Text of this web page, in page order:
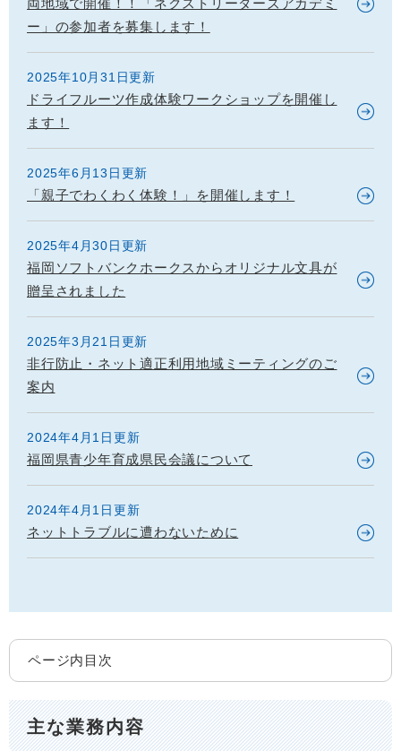
両地域で開催！！「ネクストリーダーズアカデミ
ー」の参加者を募集します！
2025年10月31日更新
ドライフルーツ作成体験ワークショップを開催し
ます！
2025年6月13日更新
「親子でわくわく体験！」を開催します！
2025年4月30日更新
福岡ソフトバンクホークスからオリジナル文具が
贈呈されました
2025年3月21日更新
非行防止・ネット適正利用地域ミーティングのご
案内
2024年4月1日更新
福岡県青少年育成県民会議について
2024年4月1日更新
ネットトラブルに遭わないために
ページ内目次
主な業務内容